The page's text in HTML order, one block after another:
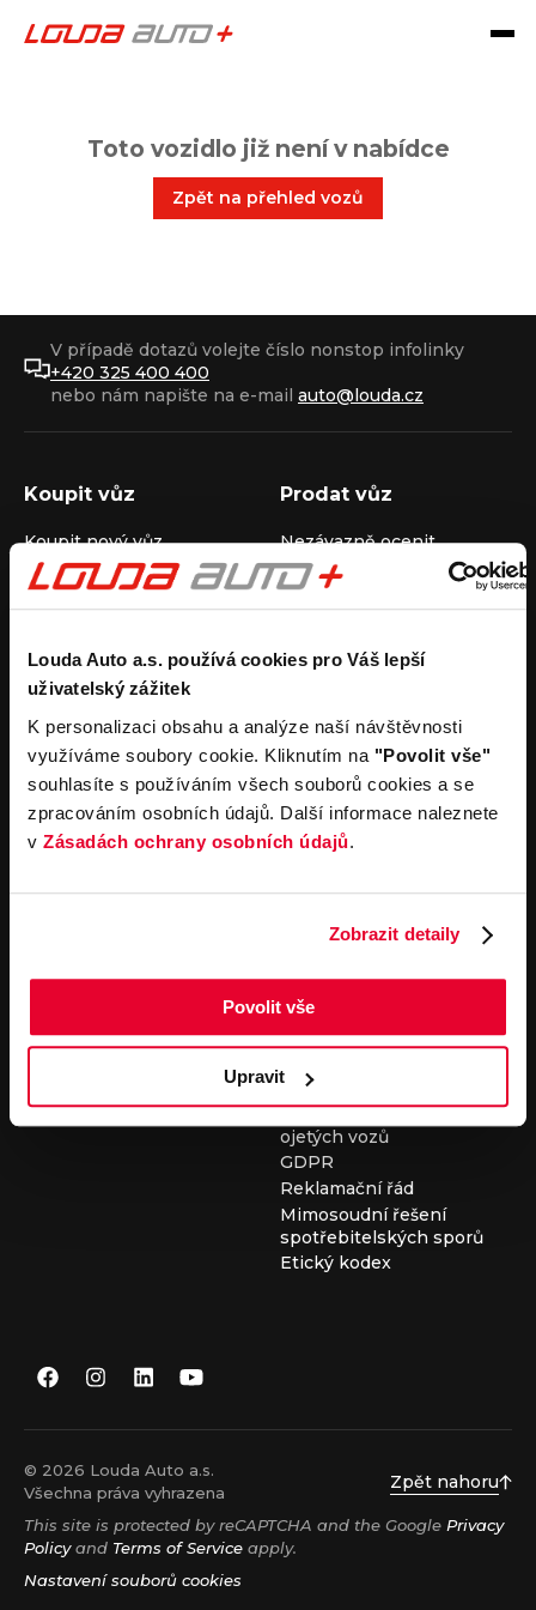
Louda Auto a.s. používá cookies pro Váš lepší
uživatelský zážitek
K personalizaci obsahu a analýze naší návštěvnosti
využíváme soubory cookie. Kliknutím na "Povolit vše"
souhlasíte s používáním všech souborů cookies a se
zpracováním osobních údajů. Další informace naleznete
v Zásadách ochrany osobních údajů.
Zobrazit detaily
Povolit vše
Upravit
Toto vozidlo již není v nabídce
Zpět na přehled vozů
V případě dotazů volejte číslo nonstop infolinky
+420 325 400 400
nebo nám napište na e-mail auto@louda.cz
Koupit vůz
Koupit nový vůz
Koupit ojetý vůz
Koupit užitkový vůz
Prodat vůz
Nezávazně ocenit
Průběh výkupu vozu
Pronájem
Carsharing
Autopůjčovna
Operativní leasing
Společnost
Louda Auto+ Poděbrady
Obytné vozy
Novinky
Kariéra
Servisní služby
Servis
Důležité odkazy
Cookies
Všeobecné obchodní
podmínky pro online
vozidel
Všeobecné obchodní
podmínky pro provádění
servisních prací
Všeobecné obchodní
podmínky při nákupu
ojetých vozů
GDPR
Reklamační řád
Mimosoudní řešení
spotřebitelských sporů
Etický kodex
© 2026 Louda Auto a.s.
Všechna práva vyhrazena
Zpět nahoru
This site is protected by reCAPTCHA and the Google Privacy
Policyand Terms of Service apply.
Nastavení souborů cookies